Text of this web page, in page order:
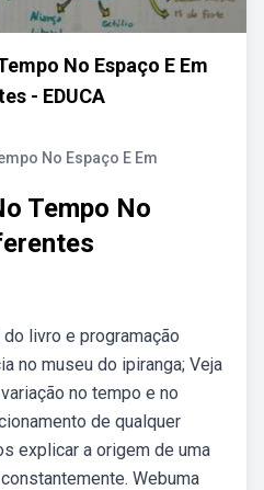
No Espaço E Em
- EDUCA
No Espaço E Em
Tempo No
livro e programação
no museu do ipiranga; Veja
no tempo e no
de qualquer
explicar a origem de uma
Webuma